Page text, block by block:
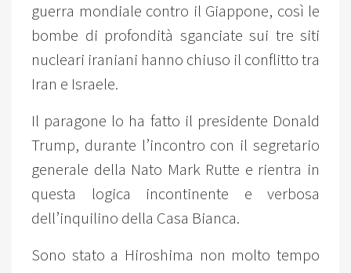
guerra mondiale contro il Giappone, così le
bombe di profondità sganciate sui tre siti
nucleari iraniani hanno chiuso il conflitto tra
Iran e Israele.
Il paragone lo ha fatto il presidente Donald
Trump, durante l’incontro con il segretario
generale della Nato Mark Rutte e rientra in
questa logica incontinente e verbosa
dell’inquilino della Casa Bianca.
Sono stato a Hiroshima non molto tempo